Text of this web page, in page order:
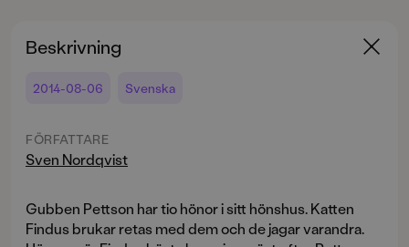
Beskrivning
2014-08-06 Svenska
FÖRFATTARE
Sven Nordqvist
Gubben Pettson har tio hönor i sitt hönshus. Katten
Findus brukar retas med dem och de jagar varandra.